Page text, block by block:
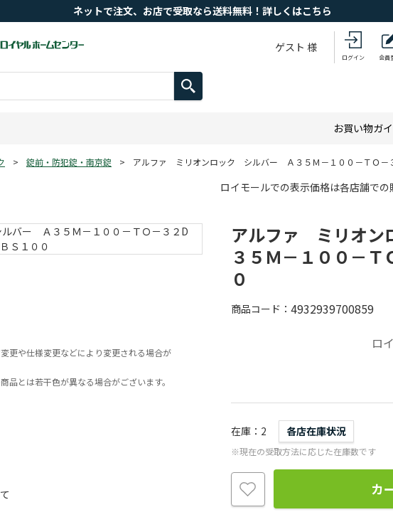
ネットで注文、お店で受取なら送料無料！詳しくはこちら
ゲスト 様
ログイン 会員
お買い物ガ
> 錠前・防犯錠・南京錠 > アルファ ミリオンロック シルバー Ａ３５Ｍ－１００－ＴＯ－
ロイモールでの表示価格は各店舗での
更や仕様変更などにより変更される場合が
品とは若干色が異なる場合がございます。
アルファ ミリオ
３５Ｍ－１００－
０
商品コード 4932939700859
ロ
在庫 2 各店在庫状況
※現在の受取方法に応じた在庫数です
カ